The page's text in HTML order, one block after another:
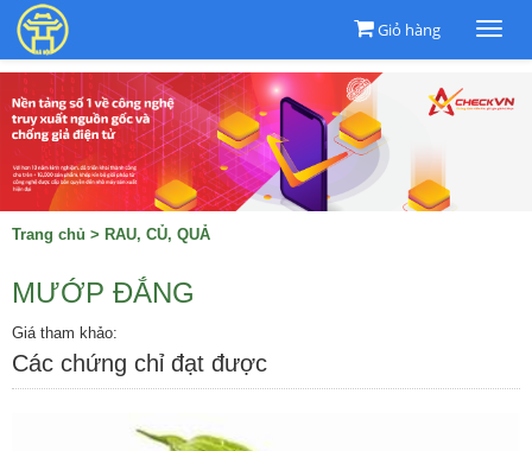
Giỏ hàng
Trang chủ > RAU, CỦ, QUẢ
MƯỚP ĐẮNG
Giá tham khảo:
Các chứng chỉ đạt được